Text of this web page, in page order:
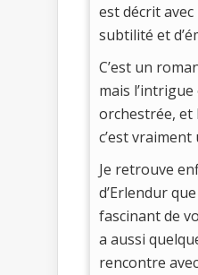
est décrit
subtilité et
C’est un
mais
orchestrée, et
c’est
Je retrouve
d’Erlendur
fascinant de
a aussi
rencontre